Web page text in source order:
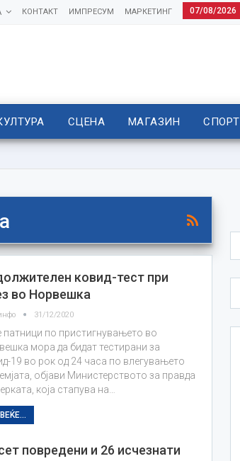
07/08/2026
МАРКЕТИНГ
ИМПРЕСУМ
КОНТАКТ
СЦЕНА МАГАЗИН СПОРТ
ковид-тест при
во Норвешка
31/12/2020
патници по пристигнувањето во
мора да бидат тестирани за
19 во рок од 24 часа по влегувањето
објави Министерството за правда
која стапува на…
повредени и 26 исчезнати